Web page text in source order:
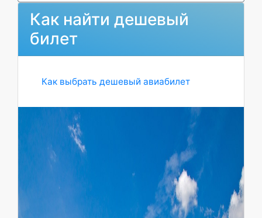
Как найти дешевый
билет
Как выбрать дешевый авиабилет